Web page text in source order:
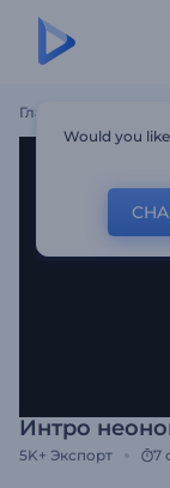
Главная
Интро
5K+ Экспорт 7
Would you